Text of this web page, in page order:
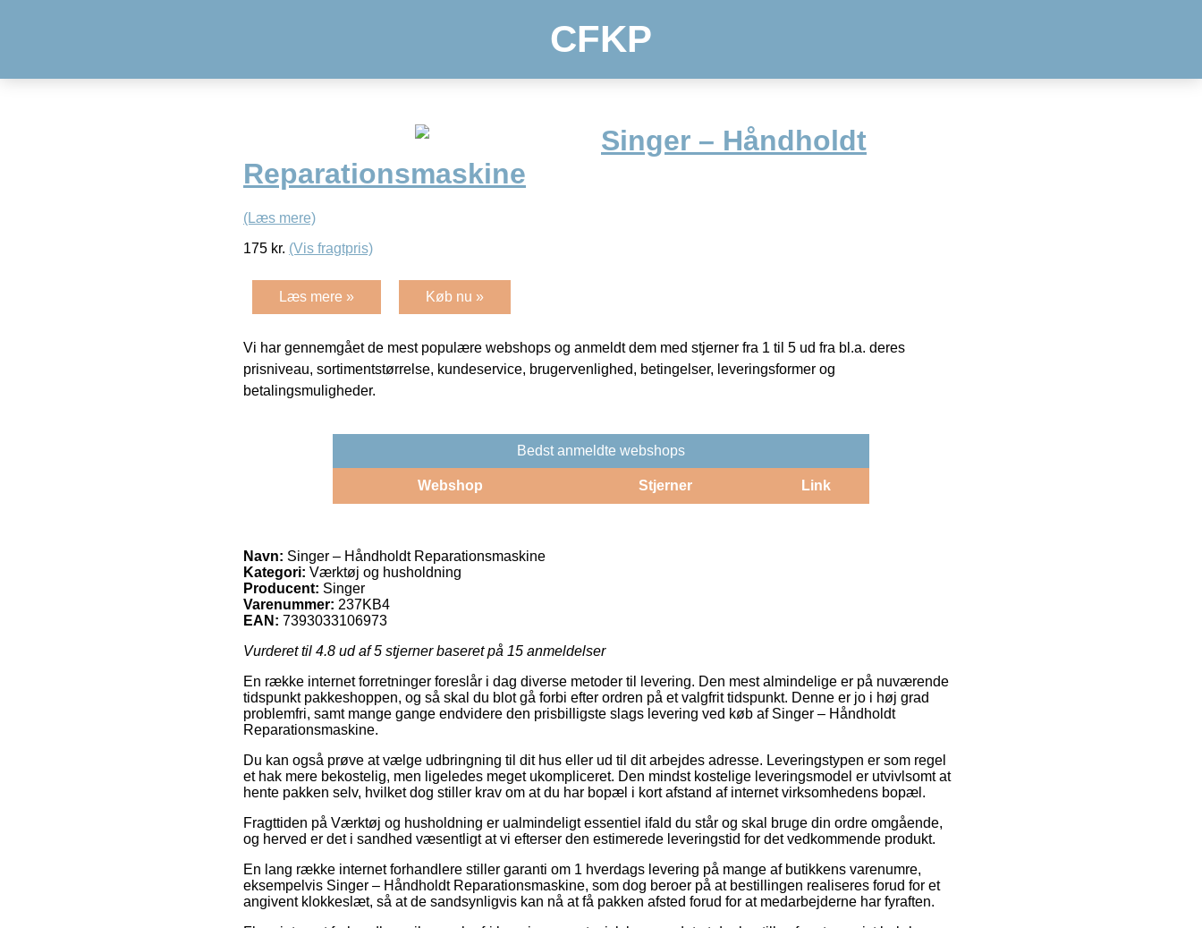
CFKP
Singer – Håndholdt
Reparationsmaskine
(Læs mere)
175 kr. (Vis fragtpris)
Læs mere » Køb nu »
Vi har gennemgået de mest populære webshops og anmeldt dem med stjerner fra 1 til 5 ud fra bl.a. deres
prisniveau, sortimentstørrelse, kundeservice, brugervenlighed, betingelser, leveringsformer og
betalingsmuligheder.
Bedst anmeldte webshops
Webshop Stjerner Link
Navn: Singer – Håndholdt Reparationsmaskine
Kategori: Værktøj og husholdning
Producent: Singer
Varenummer: 237KB4
EAN: 7393033106973
Vurderet til 4.8 ud af 5 stjerner baseret på 15 anmeldelser
En række internet forretninger foreslår i dag diverse metoder til levering. Den mest almindelige er på nuværende
tidspunkt pakkeshoppen, og så skal du blot gå forbi efter ordren på et valgfrit tidspunkt. Denne er jo i høj grad
problemfri, samt mange gange endvidere den prisbilligste slags levering ved køb af Singer – Håndholdt
Reparationsmaskine.
Du kan også prøve at vælge udbringning til dit hus eller ud til dit arbejdes adresse. Leveringstypen er som regel
et hak mere bekostelig, men ligeledes meget ukompliceret. Den mindst kostelige leveringsmodel er utvivlsomt at
hente pakken selv, hvilket dog stiller krav om at du har bopæl i kort afstand af internet virksomhedens bopæl.
Fragttiden på Værktøj og husholdning er ualmindeligt essentiel ifald du står og skal bruge din ordre omgående,
og herved er det i sandhed væsentligt at vi efterser den estimerede leveringstid for det vedkommende produkt.
En lang række internet forhandlere stiller garanti om 1 hverdags levering på mange af butikkens varenumre,
eksempelvis Singer – Håndholdt Reparationsmaskine, som dog beroer på at bestillingen realiseres forud for et
angivent klokkeslæt, så at de sandsynligvis kan nå at få pakken afsted forud for at medarbejderne har fyraften.